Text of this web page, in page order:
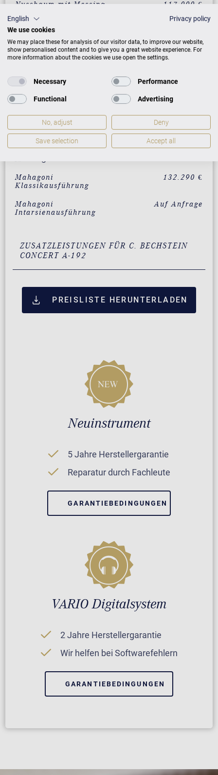
Nussbaum mit Messing 117.000 €
Mahagoni mit Messing 117.000 €
Eiche mit Messing 117.000 €
Wurzelnussbaum mit
132.000 €
Vavona mit Messing 132.000 €
Makassar mit Messing 132.000 €
Santos Palisander mit
Messing
132.000 €
Pyramidenmahagoni mit
132.000 €
Mahagoni
Klassikausführung
132.290 €
Mahagoni
Intarsienausführung
Auf Anfrage
ZUSATZLEISTUNGEN FÜR C. BECHSTEIN
CONCERT A-192
PREISLISTE HERUNTERLADEN
Neuinstrument
5 Jahre Herstellergarantie
Reparatur durch Fachleute
GARANTIEBEDINGUNGEN
VARIO Digitalsystem
2 Jahre Herstellergarantie
Wir helfen bei Softwarefehlern
GARANTIEBEDINGUNGEN
English
Privacy policy
We use cookies
We may place these for analysis of our visitor data, to improve our website,
show personalised content and to give you a great website experience. For
more information about the cookies we use open the settings.
Necessary Performance
Functional Advertising
No, adjust Deny
Save selection Accept all